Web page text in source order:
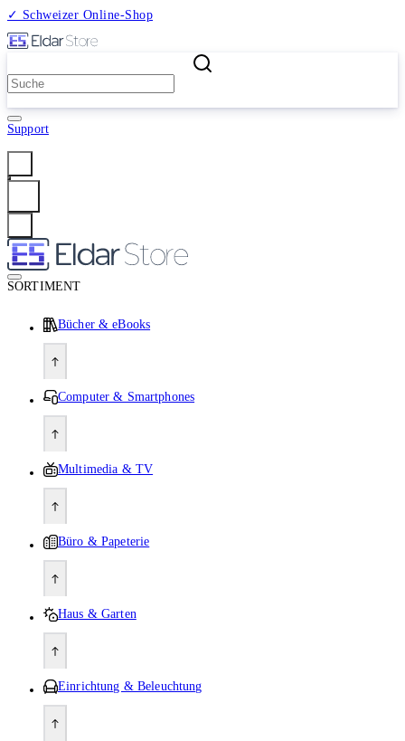
✓ Schweizer Online-Shop
Support
SORTIMENT
Bücher & eBooks
Computer & Smartphones
Multimedia & TV
Büro & Papeterie
Haus & Garten
Einrichtung & Beleuchtung